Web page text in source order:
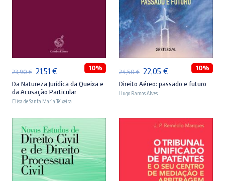
ADICIONAR
23,90€ O
preço
original
23,90 €.
21,51 €O
preço
atual
21,51 €.
10%
Da Natureza Jurídica da Queixa e
da Acusação Particular
Elisa de Santa Maria Teixeira
ADICIONAR
24,50€ O
preço
original
24,50 €.
22,05 €O
preço
22,05 €.
10%
Direito Aéreo: passado e futuro
Hugo Ramos Alves